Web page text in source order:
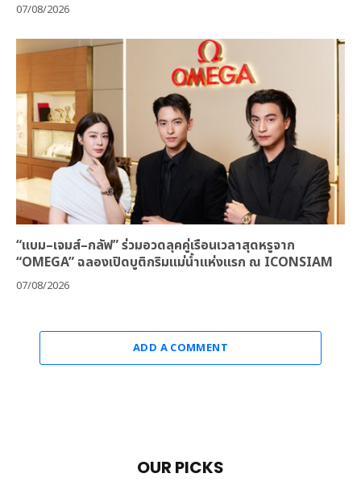
07/08/2026
“แบม–เจมส์–กลัฟ” ร่วมอวดลุคคู่เรือนเวลาสุดหรูจาก
“OMEGA” ฉลองเปิดบูติกริมแม่น้ำแห่งแรก ณ ICONSIAM
07/08/2026
ADD A COMMENT
OUR PICKS